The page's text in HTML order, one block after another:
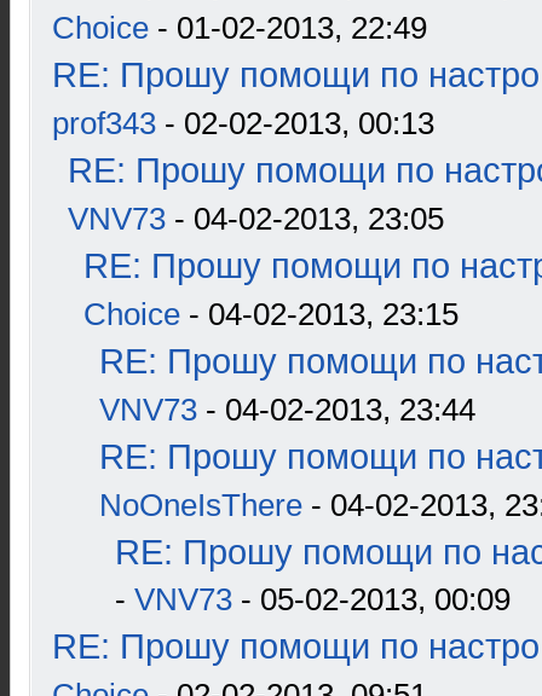
Choice - 01-02-2013, 22:49
RE: Прошу помощи по
prof343 - 02-02-2013, 00:13
RE: Прошу помощи по
VNV73 - 04-02-2013, 23:05
RE: Прошу помощи по
Choice - 04-02-2013, 23:15
RE: Прошу помощи по
VNV73 - 04-02-2013, 23:44
RE: Прошу помощи по
NoOneIsThere - 04-02-2013,
RE: Прошу помощи по
- VNV73 - 05-02-2013, 00:09
RE: Прошу помощи по